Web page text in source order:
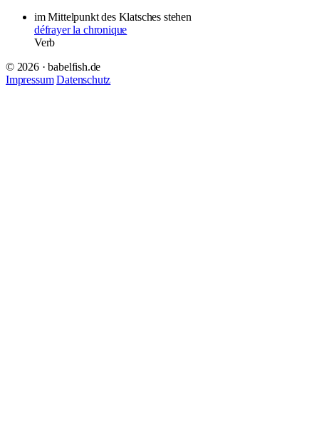
im Mittelpunkt des Klatsches stehen
défrayer la chronique
Verb
© 2026 · babelfish.de
Impressum Datenschutz